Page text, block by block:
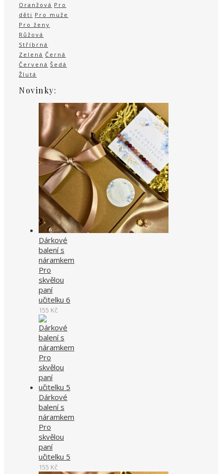
Oranžová Pro
děti Pro muže
Pro ženy
Růžová
Stříbrná
Zelená Černá
Červená Šedá
Žlutá
Novinky:
Dárkové
balení s
náramkem
Pro
skvělou
paní
učitelku 6
155 Kč
Dárkové
balení s
náramkem
Pro
skvělou
paní
učitelku 5
155 Kč